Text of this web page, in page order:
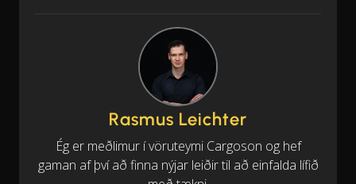
Rasmus Leichter
Ég er meðlimur í vöruteymi Cargoson og hef
gaman af því að finna nýjar leiðir til að einfalda lífið